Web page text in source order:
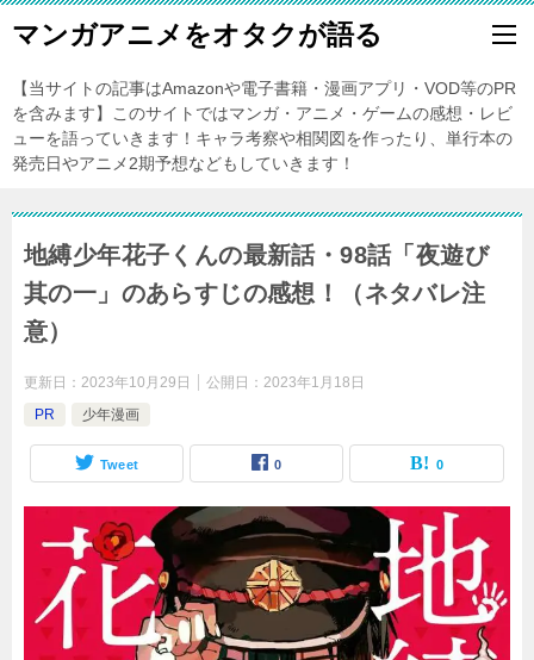
マンガアニメをオタクが語る
【当サイトの記事はAmazonや電子書籍・漫画アプリ・VOD等のPR
を含みます】このサイトではマンガ・アニメ・ゲームの感想・レビ
ューを語っていきます！キャラ考察や相関図を作ったり、単行本の
発売日やアニメ2期予想などもしていきます！
地縛少年花子くんの最新話・98話「夜遊び
其の一」のあらすじの感想！（ネタバレ注
意）
更新日： 2023年10月29日 公開日： 2023年1月18日
PR
少年漫画
Tweet 0 0